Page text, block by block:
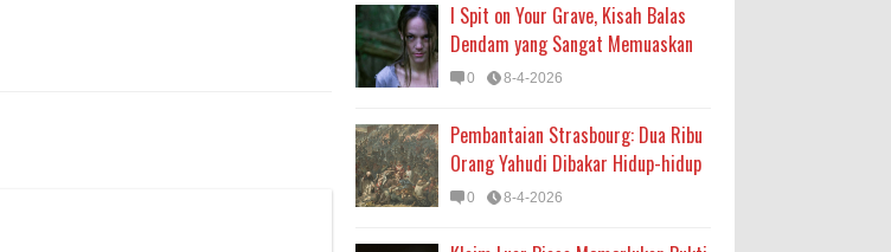
I Spit on Your Grave, Kisah Balas
Dendam yang Sangat Memuaskan
0 8-4-2026
Pembantaian Strasbourg: Dua Ribu
Orang Yahudi Dibakar Hidup-hidup
0 8-4-2026